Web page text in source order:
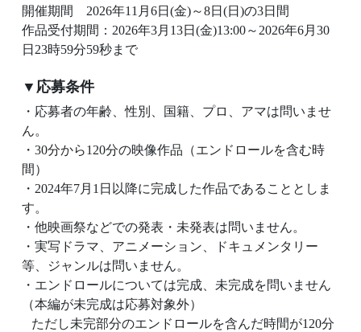
開催期間 2026年11月6日(金)～8日(日)の3日間
作品受付期間：2026年3月13日(金)13:00～2026年6月30
日23時59分59秒まで
▼応募条件
・応募者の年齢、性別、国籍、プロ、アマは問いませ
ん。
・30分から120分の映像作品（エンドロールを含む時
間）
・2024年7月1日以降に完成した作品であることとしま
す。
・他映画祭などでの発表・未発表は問いません。
・実写ドラマ、アニメーション、ドキュメンタリー
等、ジャンルは問いません。
・エンドロールについては完成、未完成を問いません
（本編が未完成は応募対象外）
ただし未完部分のエンドロールを含んだ時間が120分